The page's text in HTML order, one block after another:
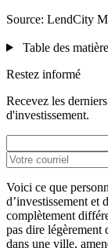
Source: LendCity
Table des
Restez informé
Recevez les
d'investissement.
Voici ce que
d’investissement et
complètement
pas dire légèrement
dans une ville,